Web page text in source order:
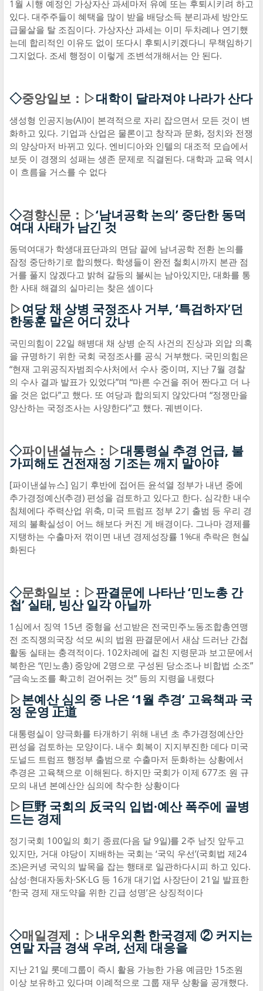
1월 시행 예정인 가상자산 과세마저 유예 또는 후퇴시키려 하고
있다. 대주주들이 혜택을 많이 받을 배당소득 분리과세 방안도
급물살을 탈 조짐이다. 가상자산 과세는 이미 두차례나 연기했
는데 합리적인 이유도 없이 또다시 후퇴시키겠다니 무책임하기
그지없다. 조세 행정이 이렇게 조변석개해서는 안 된다.
◇중앙일보：▷대학이 달라져야 나라가 산다
생성형 인공지능(AI)이 본격적으로 자리 잡으면서 모든 것이 변
화하고 있다. 기업과 산업은 물론이고 창작과 문화, 정치와 전쟁
의 양상마저 바뀌고 있다. 엔비디아와 인텔의 대조적 모습에서
보듯 이 경쟁의 성패는 생존 문제로 직결된다. 대학과 교육 역시
이 흐름을 거스를 수 없다
◇경향신문：▷‘남녀공학 논의’ 중단한 동덕
여대 사태가 남긴 것
동덕여대가 학생대표단과의 면담 끝에 남녀공학 전환 논의를
잠정 중단하기로 합의했다. 학생들이 완전 철회시까지 본관 점
거를 풀지 않겠다고 밝혀 갈등의 불씨는 남아있지만, 대화를 통
한 사태 해결의 실마리는 찾은 셈이다
▷여당 채 상병 국정조사 거부, ‘특검하자’던
한동훈 말은 어디 갔나
국민의힘이 22일 해병대 채 상병 순직 사건의 진상과 외압 의혹
을 규명하기 위한 국회 국정조사를 공식 거부했다. 국민의힘은
“현재 고위공직자범죄수사처에서 수사 중이며, 지난 7월 경찰
의 수사 결과 발표가 있었다”며 “마른 수건을 쥐어 짠다고 더 나
올 것은 없다”고 했다. 또 여당과 합의되지 않았다며 “정쟁만을
양산하는 국정조사는 사양한다”고 했다. 궤변이다.
◇파이낸셜뉴스：▷대통령실 추경 언급, 불
가피해도 건전재정 기조는 깨지 말아야
[파이낸셜뉴스] 임기 후반에 접어든 윤석열 정부가 내년 중에
추가경정예산(추경) 편성을 검토하고 있다고 한다. 심각한 내수
침체에다 주력산업 위축, 미국 트럼프 정부 2기 출범 등 우리 경
제의 불확실성이 어느 해보다 커진 게 배경이다. 그나마 경제를
지탱하는 수출마저 꺾이면 내년 경제성장률 1%대 추락은 현실
화된다
◇문화일보：▷판결문에 나타난 ‘민노총 간
첩’ 실태, 빙산 일각 아닐까
1심에서 징역 15년 중형을 선고받은 전국민주노동조합총연맹
전 조직쟁의국장 석모 씨의 법원 판결문에서 새삼 드러난 간첩
활동 실태는 충격적이다. 102차례에 걸친 지령문과 보고문에서
북한은 “(민노총) 중앙에 2명으로 구성된 당소조나 비합법 소조”
“금속노조를 확고히 걷어쥐는 것” 등의 지령을 내렸다
▷본예산 심의 중 나온 ‘1월 추경’ 고육책과 국
정 운영 正道
대통령실이 양극화를 타개하기 위해 내년 초 추가경정예산안
편성을 검토하는 모양이다. 내수 회복이 지지부진한 데다 미국
도널드 트럼프 행정부 출범으로 수출마저 둔화하는 상황에서
추경은 고육책으로 이해된다. 하지만 국회가 이제 677조 원 규
모의 내년 본예산안 심의에 착수한 상황이다
▷巨野 국회의 反국익 입법·예산 폭주에 골병
드는 경제
정기국회 100일의 회기 종료(다음 달 9일)를 2주 남짓 앞두고
있지만, 거대 야당이 지배하는 국회는 ‘국익 우선’(국회법 제24
조)은커녕 국익의 발목을 잡는 행태로 일관하다시피 하고 있다.
삼성·현대자동차·SK·LG 등 16개 대기업 사장단이 21일 발표한
‘한국 경제 재도약을 위한 긴급 성명’은 상징적이다
◇매일경제：▷내우외환 한국경제 ② 커지는
연말 자금 경색 우려, 선제 대응을
지난 21일 롯데그룹이 즉시 활용 가능한 가용 예금만 15조원
이상 보유하고 있다며 이례적으로 그룹 재무 상황을 공개했다.